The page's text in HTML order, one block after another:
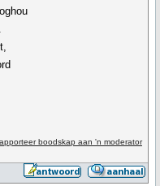
boodskap aan 'n moderator